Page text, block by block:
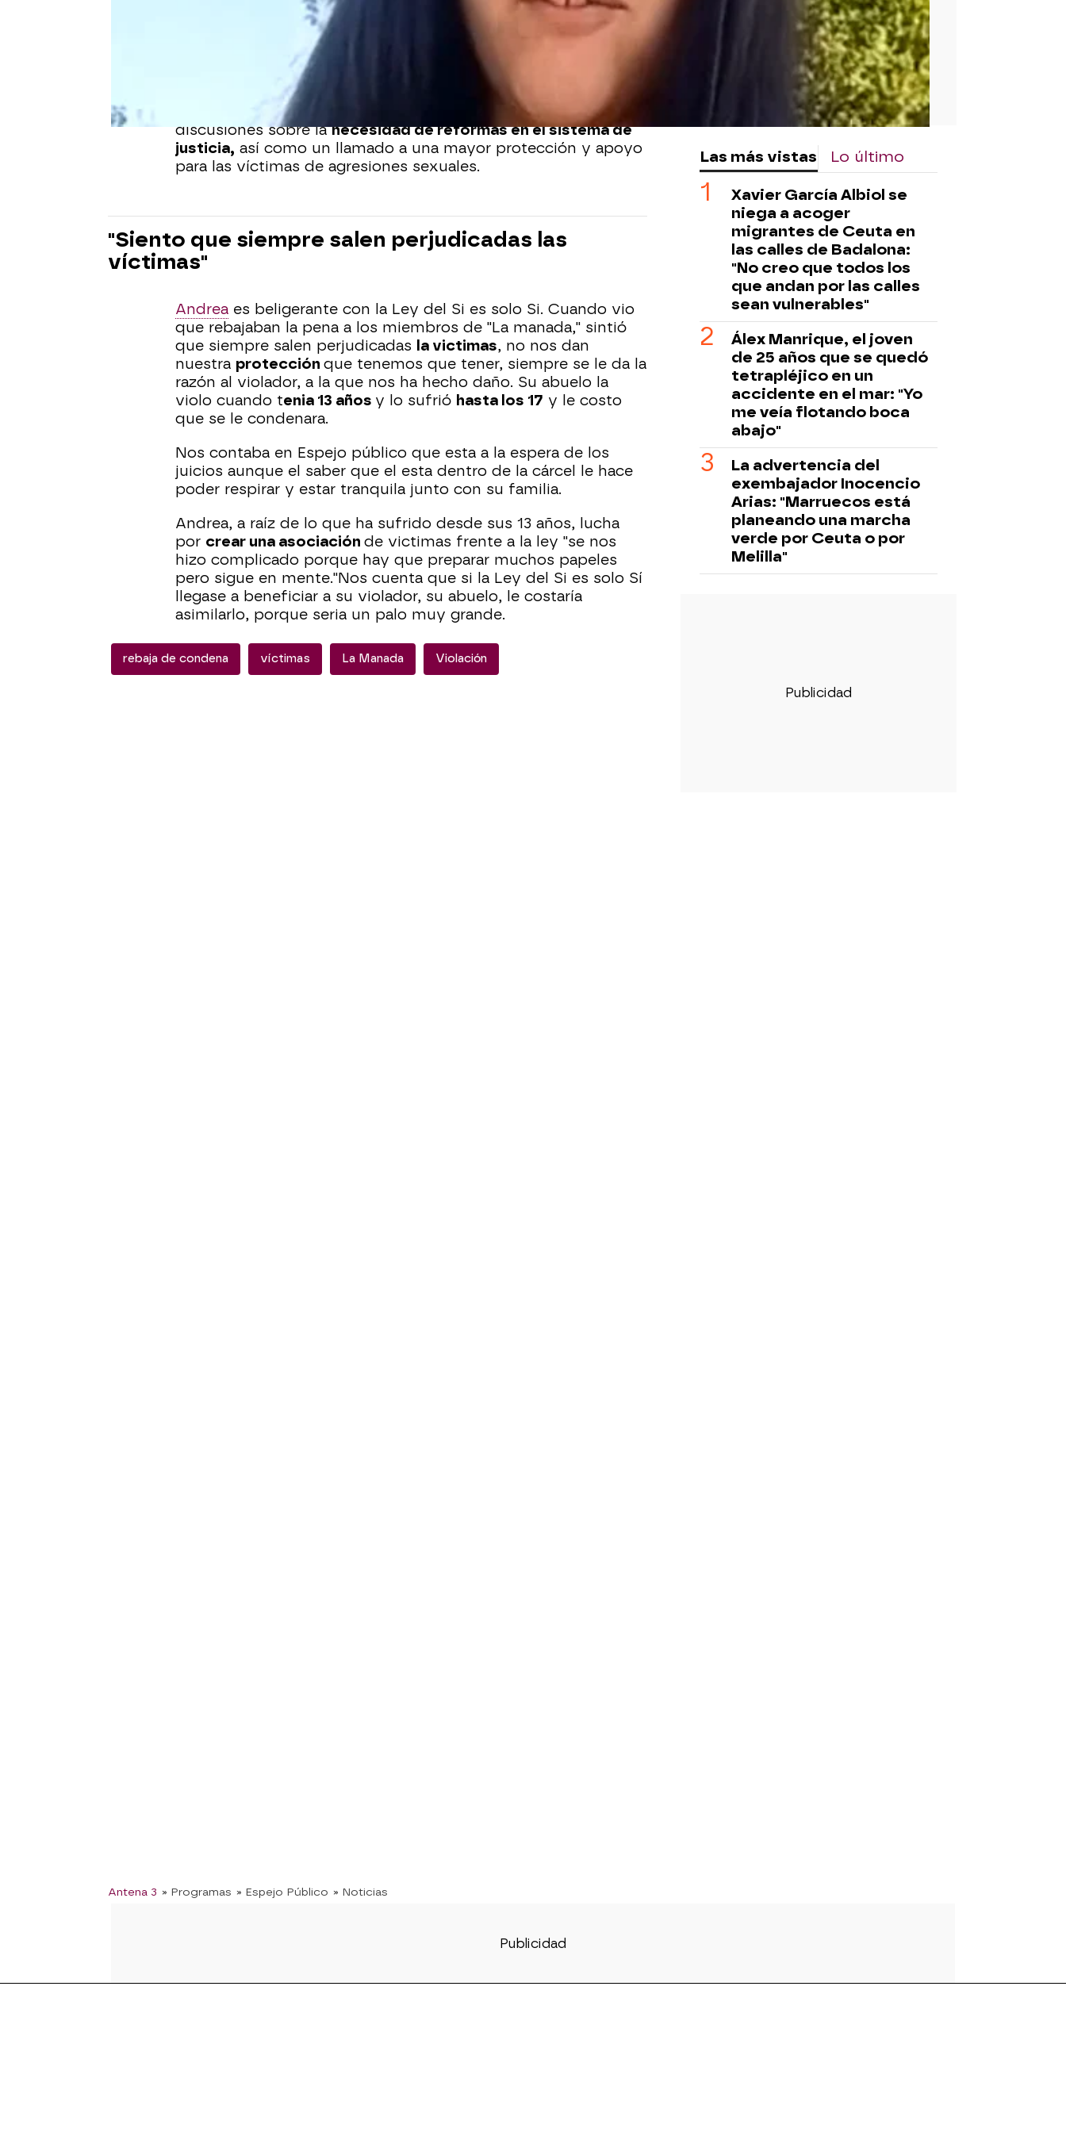
anunciado una rebaja en la pena para
uno de los miembros del
grupo conocido como "La Manada"
. Esta decisión judicial ha
avivado la controversia en torno al caso. El individuo en
condenado anteriormente
por su participación
en el asalto sexual. La decisión de reducir la pena se basa en la
Ley del Sí es solo Sí. Esto ha provocado una serie de
discusiones sobre lanecesidad de reformas en el sistema de
justicia, así como un llamado a una mayor protección y apoyo
para las víctimas de agresiones sexuales.
"Siento que siempre salen perjudicadas las
víctimas"
Andrea es beligerante con la Ley del Si es solo Si. Cuando vio
que rebajaban la pena a los miembros de "La manada," sintió
que siempre salen perjudicadas la victimas, no nos dan
nuestra protección que tenemos que tener, siempre se le da la
razón al violador, a la que nos ha hecho daño. Su abuelo la
violo cuando tenia 13 años y lo sufrió hasta los 17 y le costo
que se le condenara.
Nos contaba en Espejo público que esta a la espera de los
juicios aunque el saber que el esta dentro de la cárcel le hace
poder respirar y estar tranquila junto con su familia.
Andrea, a raíz de lo que ha sufrido desde sus 13 años, lucha
por crear una asociación de victimas frente a la ley "se nos
hizo complicado porque hay que preparar muchos papeles
pero sigue en mente."Nos cuenta que si la Ley del Si es solo Sí
llegase a beneficiar a su violador, su abuelo, le costaría
asimilarlo, porque seria un palo muy grande.
rebaja de condena víctimas La Manada Violación
Antena 3 » Programas » Espejo Público » Noticias
Las más vistas Lo último
Xavier García Albiol se
niega a acoger
migrantes de Ceuta en
las calles de Badalona:
"No creo que todos los
que andan por las calles
sean vulnerables"
Álex Manrique, el joven
de 25 años que se quedó
tetrapléjico en un
accidente en el mar: "Yo
me veía flotando boca
abajo"
La advertencia del
exembajador Inocencio
Arias: "Marruecos está
planeando una marcha
verde por Ceuta o por
Melilla"